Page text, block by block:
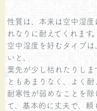
性質は、本来は空中湿
れなりに耐えてくれます。
空中湿度を好むタイプ
いと、
葉先が少し枯れたりしま
ともあまりなく、よく耐
耐寒性が弱めなことを
て、基本的に丈夫で、頼